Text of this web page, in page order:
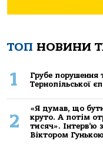
ТОП НОВИНИ
1
Грубе порушення
Тернопільської
2
«Я думав, що
круто. А потім
тисяч». Інтерв’ю
Віктором Гунькою